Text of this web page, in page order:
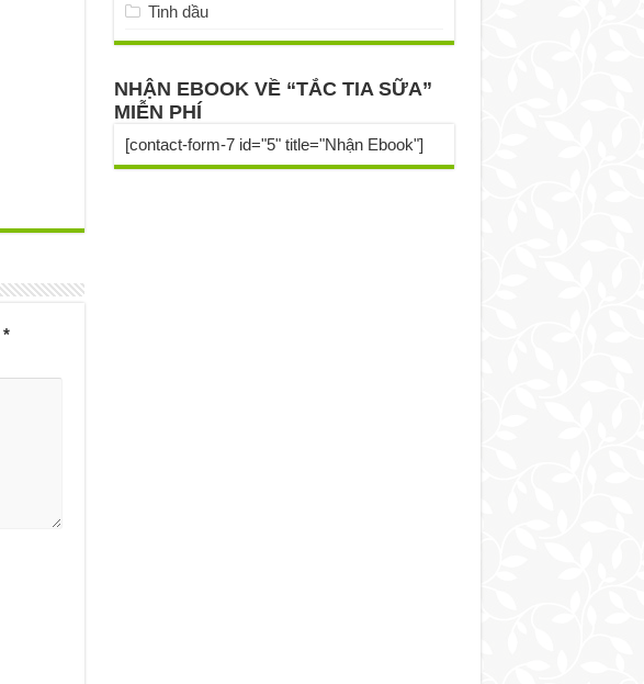
*
Tinh dầu
NHẬN EBOOK VỀ “TẮC TIA SỮA”
MIỄN PHÍ
[contact-form-7 id="5" title="Nhận Ebook"]